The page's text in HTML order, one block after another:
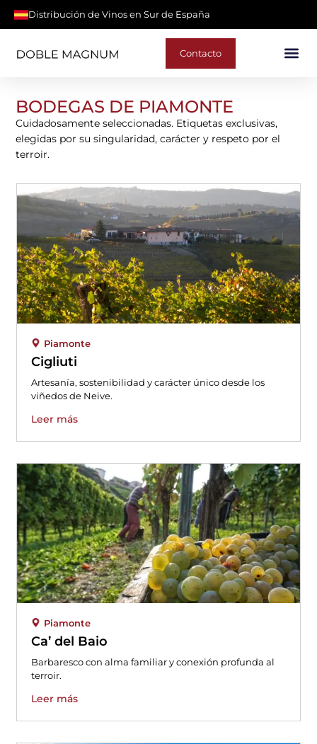
Distribución de Vinos en Sur de España
Contacto
BODEGAS DE PIAMONTE
Cuidadosamente seleccionadas. Etiquetas exclusivas,
elegidas por su singularidad, carácter y respeto por el
terroir.
Piamonte
Cigliuti
Artesanía, sostenibilidad y carácter único desde los
viñedos de Neive.
Leer más
Piamonte
Ca’ del Baio
Barbaresco con alma familiar y conexión profunda al
terroir.
Leer más